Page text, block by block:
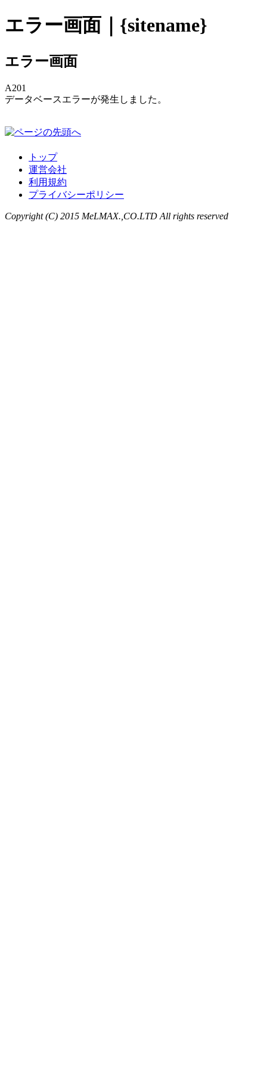
エラー画面｜{sitename}
エラー画面
A201
データベースエラーが発生しました。
トップ
運営会社
利用規約
プライバシーポリシー
Copyright (C) 2015 MeLMAX.,CO.LTD All rights reserved